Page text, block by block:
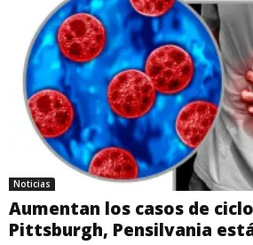
Noticias
Aumentan los casos de
Pittsburgh, Pensilvania